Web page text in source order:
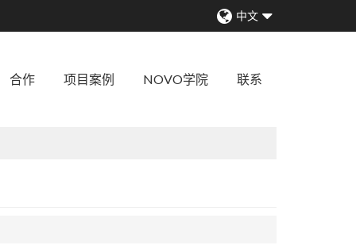
中文
合作 项目案例 NOVO学院 联系